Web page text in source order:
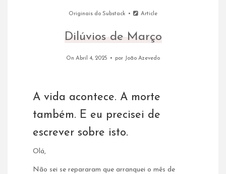
Originais do Substack Article
Dilúvios de Março
On Abril 4, 2025 por João Azevedo
A vida acontece. A morte
também. E eu precisei de
escrever sobre isto.
Olá,
Não sei se repararam que arranquei o mês de